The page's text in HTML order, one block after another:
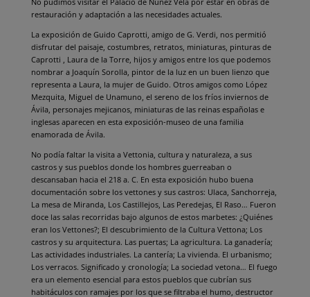
restauración y adaptación a las necesidades actuales.
La exposición de Guido Caprotti, amigo de G. Verdi, nos permitió
disfrutar del paisaje, costumbres, retratos, miniaturas, pinturas de
Caprotti , Laura de la Torre, hijos y amigos entre los que podemos
nombrar a Joaquín Sorolla, pintor de la luz en un buen lienzo que
representa a Laura, la mujer de Guido. Otros amigos como López
Mezquita, Miguel de Unamuno, el sereno de los fríos inviernos de
Ávila, personajes mejicanos, miniaturas de las reinas españolas e
inglesas aparecen en esta exposición-museo de una familia
enamorada de Ávila.
No podía faltar la visita a Vettonia, cultura y naturaleza, a sus
castros y sus pueblos donde los hombres guerreaban o
descansaban hacia el 218 a. C. En esta exposición hubo buena
documentación sobre los vettones y sus castros: Ulaca, Sanchorreja,
La mesa de Miranda, Los Castillejos, Las Peredejas, El Raso… Fueron
doce las salas recorridas bajo algunos de estos marbetes: ¿Quiénes
eran los Vettones?; El descubrimiento de la Cultura Vettona; Los
castros y su arquitectura. Las puertas; La agricultura. La ganadería;
Las actividades industriales. La cantería; La vivienda. El urbanismo;
Los verracos. Significado y cronología; La sociedad vetona… El fuego
era un elemento esencial para estos pueblos que cubrían sus
habitáculos con ramajes por los que se filtraba el humo, destructor